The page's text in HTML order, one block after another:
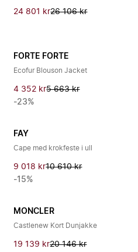
24 801 kr26 106 kr
FORTE FORTE
Ecofur Blouson Jacket
4 352 kr5 663 kr
-23%
FAY
Cape med krokfeste i ull
9 018 kr10 610 kr
-15%
MONCLER
Castlenew Kort Dunjakke
19 139 kr20 146 kr